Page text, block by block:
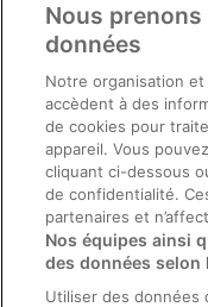
Conditions générales du
Directives de contenu et
Aide
Soutien
Annuler votre
Nous
données
Notre organisation
accèdent à des
de cookies pour
appareil. Vous
cliquant ci-dessous
de confidentialité.
partenaires et
Nos équipes ainsi
des données
Utiliser des données